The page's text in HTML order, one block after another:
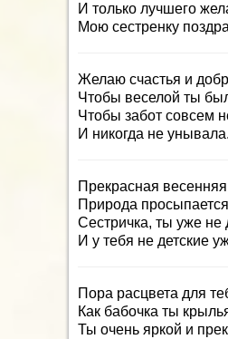
И только лучшего
Мою сестренку
Желаю счастья и
Чтобы веселой ты
Чтобы забот совсем
И никогда не унывала.
Прекрасная
Природа
Сестричка, ты уже не
И у тебя не детские
Пора расцвета для
Как бабочка ты
Ты очень яркой и